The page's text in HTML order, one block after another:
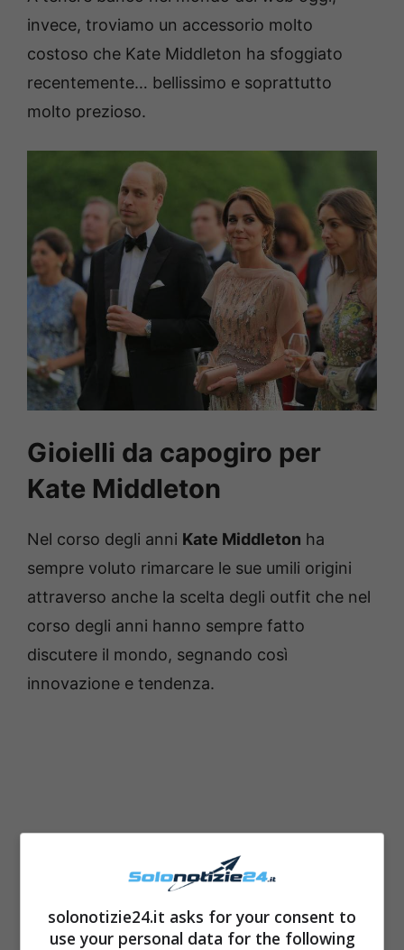
invece, troviamo un accessorio molto
costoso che Kate Middleton ha sfoggiato
recentemente… bellissimo e soprattutto
molto prezioso.
Gioielli da capogiro per
Kate Middleton
Nel corso degli anni Kate Middleton ha
sempre voluto rimarcare le sue umili origini
attraverso anche la scelta degli outfit che nel
corso degli anni hanno sempre fatto
discutere il mondo, segnando così
innovazione e tendenza.
solonotizie24.it asks for your consent to
use your personal data for the following